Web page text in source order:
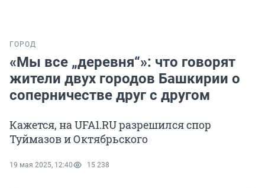
ГОРОД
«Мы все „деревня“»: что говорят
жители двух городов Башкирии о
соперничестве друг с другом
Кажется, на UFA1.RU разрешился спор
Туймазов и Октябрьского
19 мая 2025, 12:40 15 238